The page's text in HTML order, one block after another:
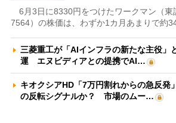
6月3日に8330円をつけたワークマン（東
7564）の株価は、わずか1カ月あまりで約
三菱重工が「AIインフラの新たな主役」
運 エヌビディアとの提携でAI…
キオクシアHD「7万円割れからの急反発
の反転シグナルか？ 市場のムー…